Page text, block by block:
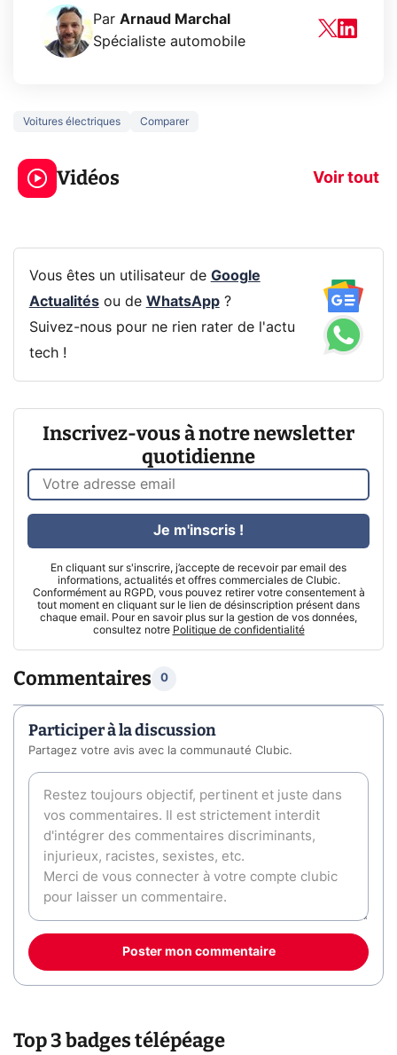
Par Arnaud Marchal
Spécialiste automobile
Voitures électriques Comparer
Vidéos Voir tout
5 générations de
jeux dans la
prochaine Xbox !
navigation
Vous êtes un utilisateur de Google
Actualitésou de WhatsApp?
Suivez-nous pour ne rien rater de l'actu
tech !
Inscrivez-vous à notre newsletter
quotidienne
En cliquant sur s'inscrire, j’accepte de recevoir par email des
informations, actualités et offres commerciales de Clubic.
Conformément au RGPD, vous pouvez retirer votre consentement à
tout moment en cliquant sur le lien de désinscription présent dans
chaque email. Pour en savoir plus sur la gestion de vos données,
consultez notre Politique de confidentialité
Je m'inscris !
Commentaires 0
Participer à la discussion
Partagez votre avis avec la communauté Clubic.
Poster mon commentaire
Top 3 badges télépéage